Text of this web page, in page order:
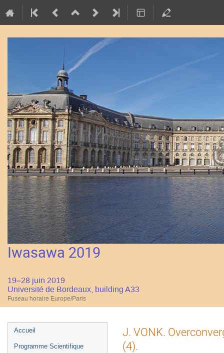
Iwasawa 2019
19–28 juin 2019
Université de Bordeaux, building A33
Fuseau horaire Europe/Paris
Menu
de
Accueil
Programme Scientifique
J. VONK.
(4).